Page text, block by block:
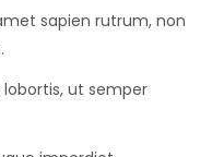
sapien rutrum, non
ut semper